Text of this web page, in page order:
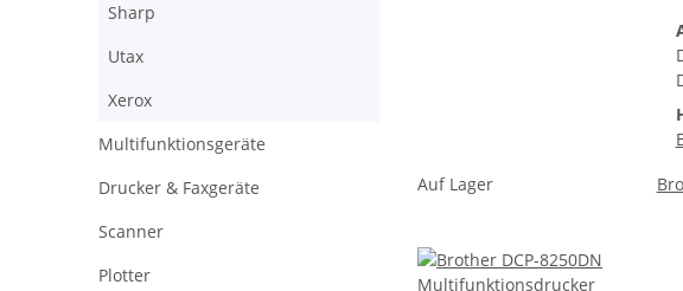
Auf Lager
Sharp
Utax
Xerox
Multifunktionsgeräte
Drucker & Faxgeräte
Scanner
Plotter